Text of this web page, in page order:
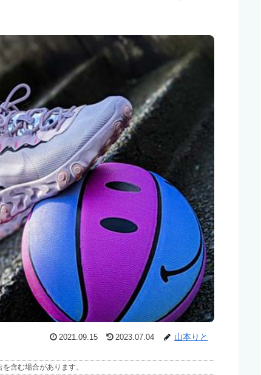
2021.09.15 2023.07.04 山本りと
含む場合があります。